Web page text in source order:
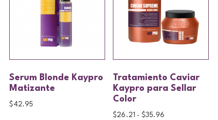
Serum Blonde Kaypro
Matizante
$ 42.95
Tratamiento Caviar
Kaypro para Sellar
Color
$26.21 - $35.96